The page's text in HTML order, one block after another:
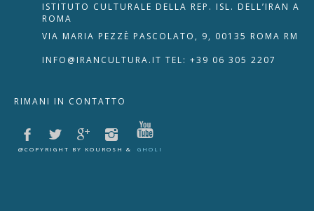
ISTITUTO CULTURALE DELLA REP. ISL. DELL’IRAN A
ROMA
VIA MARIA PEZZÈ PASCOLATO, 9, 00135 ROMA RM
INFO@IRANCULTURA.IT TEL: +39 06 305 2207
RIMANI IN CONTATTO
@COPYRIGHT BY KOUROSH & GHOLI
RIPRISTINA 🇮🇹 🇬🇧
Disattiva Immagini
Evidenzia Link